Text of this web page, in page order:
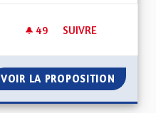
49 49 ABONNÉS
SUIVRE
VOIR LA PROPOSITION